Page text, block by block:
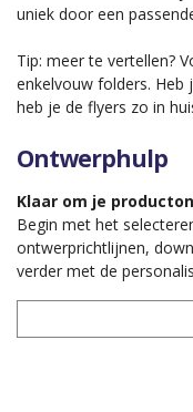
uniek door een
Tip: meer te vertellen?
enkelvouw folders. Heb
heb je de flyers zo in
Ontwerphulp
Klaar om je
Begin met het
ontwerprichtlijnen,
verder met de